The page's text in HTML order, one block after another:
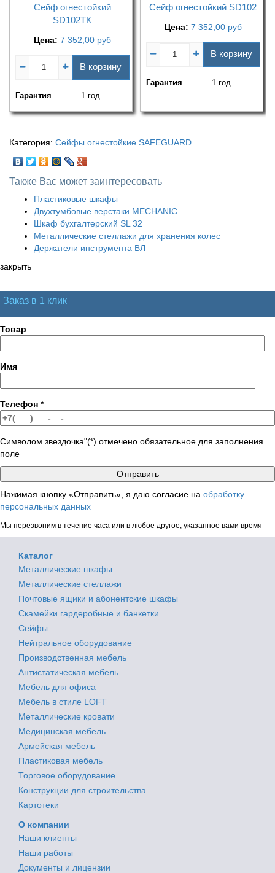
Сейф огнестойкий
SD102ТК
Цена: 7 352,00 руб
В корзину
Гарантия 1 год
Сейф огнестойкий SD102
Цена: 7 352,00 руб
В корзину
Гарантия 1 год
Категория: Сейфы огнестойкие SAFEGUARD
Также Вас может заинтересовать
Пластиковые шкафы
Двухтумбовые верстаки MECHANIC
Шкаф бухгалтерский SL 32
Металлические стеллажи для хранения колес
Держатели инструмента ВЛ
закрыть
Заказ в 1 клик
Товар
Имя
Телефон *
Символом звездочка"(*) отмечено обязательное для заполнения
поле
Нажимая кнопку «Отправить», я даю согласие на обработку
персональных данных
Мы перезвоним в течение часа или в любое другое, указанное вами время
Каталог
Металлические шкафы
Металлические стеллажи
Почтовые ящики и абонентские шкафы
Скамейки гардеробные и банкетки
Сейфы
Нейтральное оборудование
Производственная мебель
Антистатическая мебель
Мебель для офиса
Мебель в стиле LOFT
Металлические кровати
Медицинская мебель
Армейская мебель
Пластиковая мебель
Торговое оборудование
Конструкции для строительства
Картотеки
О компании
Наши клиенты
Наши работы
Документы и лицензии